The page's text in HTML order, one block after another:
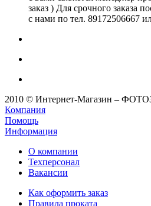
заказ ) Для срочного заказа
с нами по тел. 89172506667
2010 © Интернет-Магазин –
Компания
Помощь
Информация
О компании
Техперсонал
Вакансии
Как оформить заказ
Правила проката